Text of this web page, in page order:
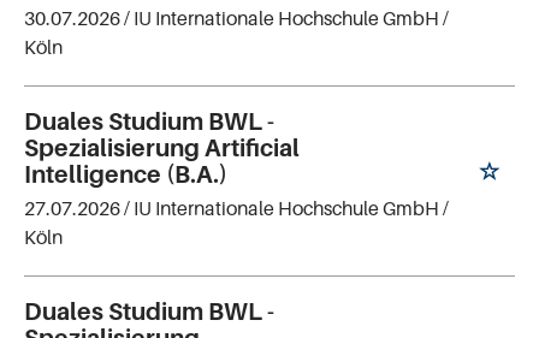
30.07.2026 / IU Internationale Hochschule GmbH /
Köln
Duales Studium BWL -
Spezialisierung Artificial
Intelligence (B.A.)
27.07.2026 / IU Internationale Hochschule GmbH /
Köln
Duales Studium BWL -